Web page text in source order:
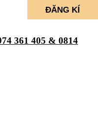
361 405 & 0814